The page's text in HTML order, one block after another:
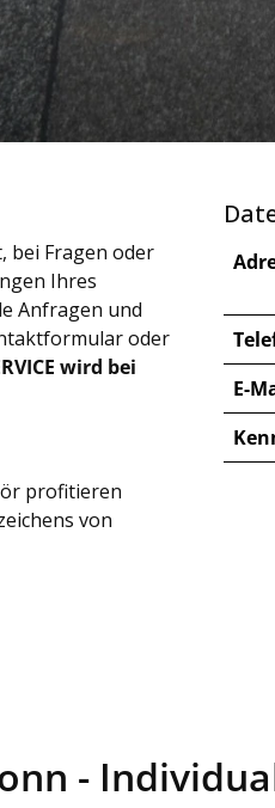
bei Fragen oder
Ihres
Anfragen und
oder
wird bei
profitieren
von
E-
-